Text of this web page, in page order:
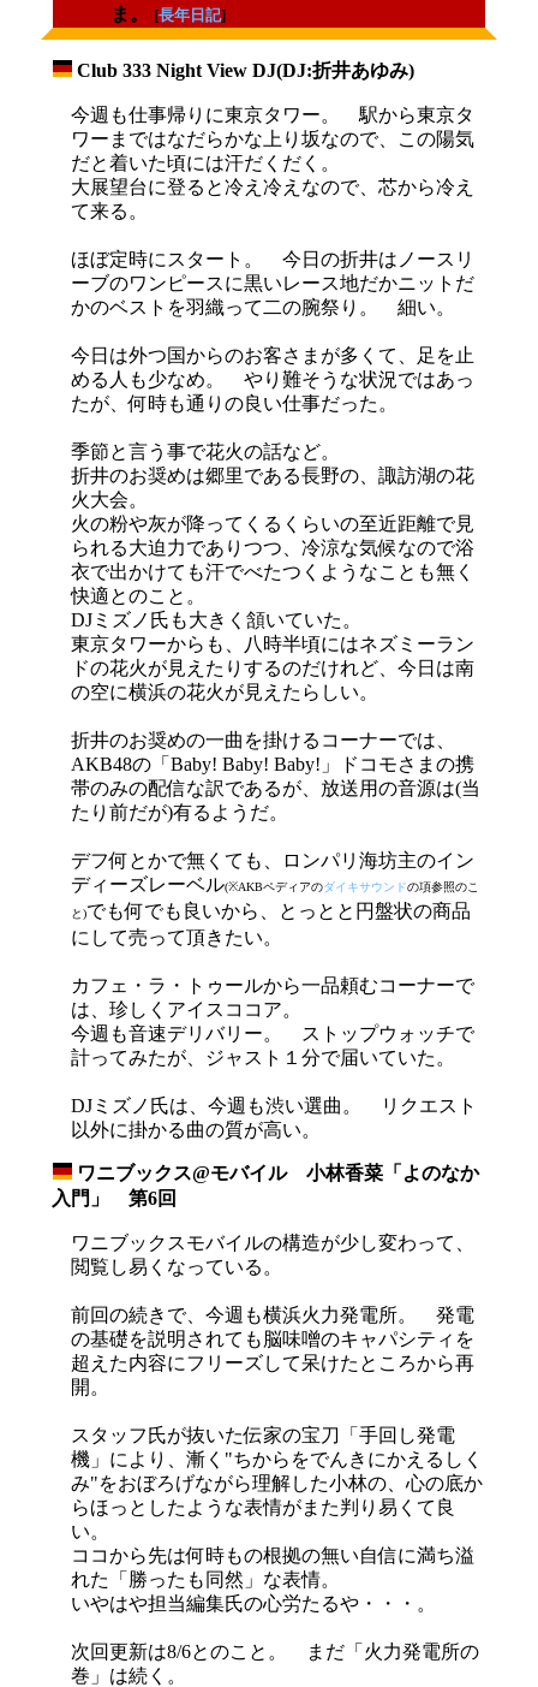
ま。
[長年日記]
Club 333 Night View DJ(DJ:折井あゆみ)
今週も仕事帰りに東京タワー。 駅から東京タ
ワーまではなだらかな上り坂なので、この陽気
だと着いた頃には汗だくだく。
大展望台に登ると冷え冷えなので、芯から冷え
て来る。
ほぼ定時にスタート。 今日の折井はノースリ
ーブのワンピースに黒いレース地だかニットだ
かのベストを羽織って二の腕祭り。 細い。
今日は外つ国からのお客さまが多くて、足を止
める人も少なめ。 やり難そうな状況ではあっ
たが、何時も通りの良い仕事だった。
季節と言う事で花火の話など。
折井のお奨めは郷里である長野の、諏訪湖の花
火大会。
火の粉や灰が降ってくるくらいの至近距離で見
られる大迫力でありつつ、冷涼な気候なので浴
衣で出かけても汗でべたつくようなことも無く
快適とのこと。
DJミズノ氏も大きく頷いていた。
東京タワーからも、八時半頃にはネズミーラン
ドの花火が見えたりするのだけれど、今日は南
の空に横浜の花火が見えたらしい。
折井のお奨めの一曲を掛けるコーナーでは、
AKB48の「Baby! Baby! Baby!」ドコモさまの携
帯のみの配信な訳であるが、放送用の音源は(当
たり前だが)有るようだ。
デフ何とかで無くても、ロンパリ海坊主のイン
ディーズレーベル(※AKBペディアのダイキサウンドの項参照のこ
と)でも何でも良いから、とっとと円盤状の商品
にして売って頂きたい。
カフェ・ラ・トゥールから一品頼むコーナーで
は、珍しくアイスココア。
今週も音速デリバリー。 ストップウォッチで
計ってみたが、ジャスト１分で届いていた。
DJミズノ氏は、今週も渋い選曲。 リクエスト
以外に掛かる曲の質が高い。
ワニブックス@モバイル 小林香菜「よのなか
入門」 第6回
ワニブックスモバイルの構造が少し変わって、
閲覧し易くなっている。
前回の続きで、今週も横浜火力発電所。 発電
の基礎を説明されても脳味噌のキャパシティを
超えた内容にフリーズして呆けたところから再
開。
スタッフ氏が抜いた伝家の宝刀「手回し発電
機」により、漸く"ちからをでんきにかえるしく
み"をおぼろげながら理解した小林の、心の底か
らほっとしたような表情がまた判り易くて良
い。
ココから先は何時もの根拠の無い自信に満ち溢
れた「勝ったも同然」な表情。
いやはや担当編集氏の心労たるや・・・。
次回更新は8/6とのこと。 まだ「火力発電所の
巻」は続く。